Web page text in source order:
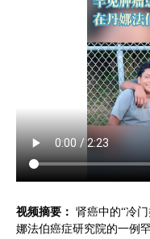
视频摘要： 肾癌中的“冷
娜法伯癌症研究院的一例